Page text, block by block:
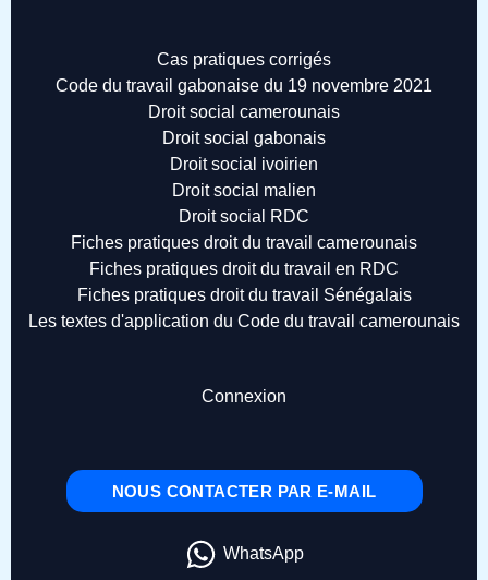
Cas pratiques corrigés
Code du travail gabonaise du 19 novembre 2021
Droit social camerounais
Droit social gabonais
Droit social ivoirien
Droit social malien
Droit social RDC
Fiches pratiques droit du travail camerounais
Fiches pratiques droit du travail en RDC
Fiches pratiques droit du travail Sénégalais
Les textes d'application du Code du travail camerounais
Connexion
NOUS CONTACTER PAR E-MAIL
WhatsApp